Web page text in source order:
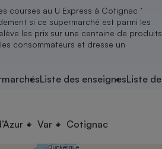
courses au U Express à Cotignac ’
si ce supermarché est parmi les
les prix sur une centaine de produits
consommateurs et dresse un
Liste des enseignesListe
Var Cotignac
Nutrition
Assurance auto
Magasin - Grande surface
Méthode de vente -
Déchet
Location
Sport
électrique
Senior
Service marchand
locale
Choisir Ensemble